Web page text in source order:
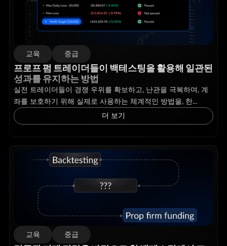
교육 중급
프로프 펌 트레이더들이 백테스팅을 활용해 일관된
성과를 유지하는 방법
실전 트레이더들이 경쟁 우위를 확보하고, 난관을 극복하며, 계
좌를 보호하기 위해 실제로 사용하는 체계적인 방법을, 한...
더 보기
교육 중급